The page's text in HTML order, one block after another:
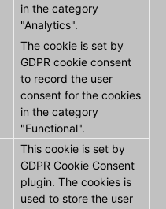
in the category
"Analytics".
The cookie is set by
GDPR cookie consent
to record the user
consent for the cookies
in the category
"Functional".
This cookie is set by
GDPR Cookie Consent
plugin. The cookies is
used to store the user